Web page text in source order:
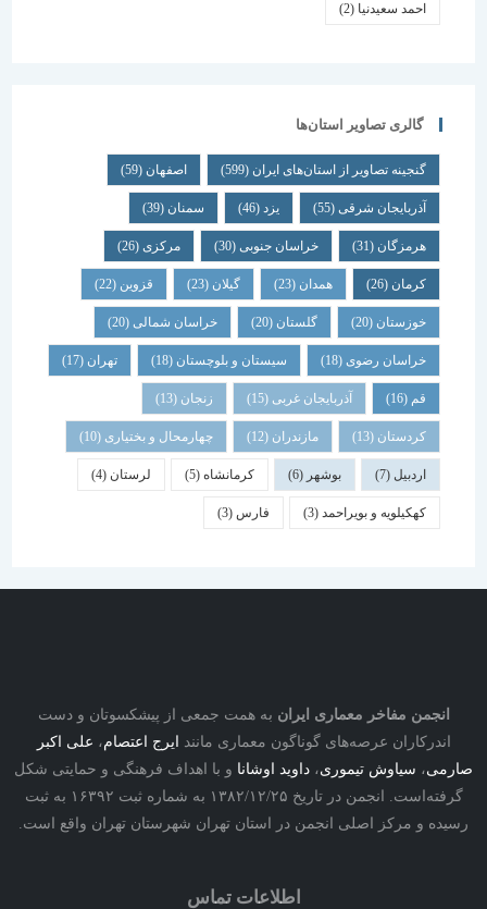
احمد سعیدنیا (2)
گالری تصاویر استان‌ها
گنجینه تصاویر از استان‌های ایران(599) اصفهان (59)
آذربایجان شرقی(55) یزد سمنان (39)
هرمزگان(31) خراسان جنوبی(30) مرکزی (26)
همدان گیلان قزوین
خوزستان(20) گلستان (20) خراسان شمالی(20)
خراسان رضوی(18) سیستان و بلوچستان(18) تهران
آذربایجان غربی(15) زنجان
کردستان(13) مازندران(12) چهارمحال و بختیاری (10)
بوشهر کرمانشاه(5) لرستان (4)
کهکیلویه و بویراحمد(3) فارس
مفاخر معماری ایرانبه همت جمعی از پیشکسوتان و دست
عرصه‌های گوناگون معماری مانندایرج اعتصام،علی اکبر
،سیاوش تیموری،داوید اوشانا و با اهداف فرهنگی و حمایتی شکل
گرفته‌است. انجمن در تاریخ ۱۳۸۲/۱۲/۲۵ به شماره ثبت ۱۶۳۹۲ به ثبت
و مرکز اصلی انجمن در استان تهران شهرستان تهران واقع است.
اطلاعات تماس